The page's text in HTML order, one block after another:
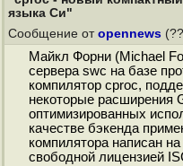
языка Си"
Сообщение от opennews
Майкл Форни (Michael
сервера swc на базе
компилятор cproc,
некоторые расширения
оптимизированных
качестве бэкенда
компилятора написан
свободной лицензией